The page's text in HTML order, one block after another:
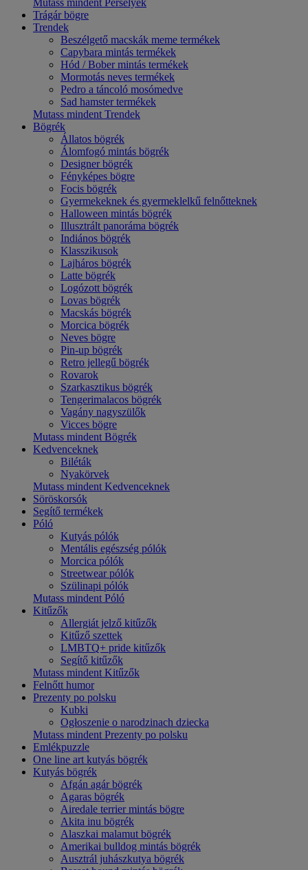
Mutass mindent Perselyek
Trágár bögre
Trendek
Beszélgető macskák meme termékek
Capybara mintás termékek
Hód / Bober mintás termékek
Mormotás neves termékek
Pedro a táncoló mosómedve
Sad hamster termékek
Mutass mindent Trendek
Bögrék
Állatos bögrék
Álomfogó mintás bögrék
Designer bögrék
Fényképes bögre
Focis bögrék
Gyermekeknek és gyermeklelkű felnőtteknek
Halloween mintás bögrék
Illusztrált panoráma bögrék
Indiános bögrék
Klasszikusok
Lajháros bögrék
Latte bögrék
Logózott bögrék
Lovas bögrék
Macskás bögrék
Morcica bögrék
Neves bögre
Pin-up bögrék
Retro jellegű bögrék
Rovarok
Szarkasztikus bögrék
Tengerimalacos bögrék
Vagány nagyszülők
Vicces bögre
Mutass mindent Bögrék
Kedvenceknek
Biléták
Nyakörvek
Mutass mindent Kedvenceknek
Söröskorsók
Segítő termékek
Póló
Kutyás pólók
Mentális egészség pólók
Morcica pólók
Streetwear pólók
Szülinapi pólók
Mutass mindent Póló
Kitűzők
Allergiát jelző kitűzők
Kitűző szettek
LMBTQ+ pride kitűzők
Segítő kitűzők
Mutass mindent Kitűzők
Felnőtt humor
Prezenty po polsku
Kubki
Ogłoszenie o narodzinach dziecka
Mutass mindent Prezenty po polsku
Emlékpuzzle
One line art kutyás bögrék
Kutyás bögrék
Afgán agár bögrék
Agaras bögrék
Airedale terrier mintás bögre
Akita inu bögrék
Alaszkai malamut bögrék
Amerikai bulldog mintás bögrék
Ausztrál juhászkutya bögrék